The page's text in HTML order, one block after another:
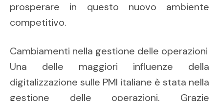
prosperare in questo nuovo ambiente
competitivo.
Cambiamenti nella gestione delle operazioni
Una delle maggiori influenze della
digitalizzazione sulle PMI italiane è stata nella
gestione delle operazioni. Grazie